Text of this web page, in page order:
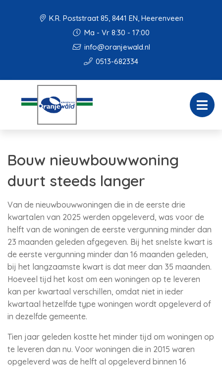
K.R. Poststraat 85, 8441 EN, Heerenveen
Ma - Vr 8:30 - 17:00
info@oranjewald.nl
0513-682334
Bouw nieuwbouwwoning
duurt steeds langer
Van de nieuwbouwwoningen die in de eerste drie
kwartalen van 2025 werden opgeleverd, was voor de
helft van de woningen de eerste vergunning minder dan
23 maanden geleden afgegeven. Bij het snelste kwart is
de eerste vergunning minder dan 16 maanden geleden,
bij het langzaamste kwart is dat meer dan 35 maanden.
Hoeveel tijd het kost om een woningen op te leveren
kan per kwartaal verschillen, omdat niet in ieder
kwartaal hetzelfde type woningen wordt opgeleverd of
in dezelfde gemeente.
Tien jaar geleden kostte het minder tijd om woningen op
te leveren dan nu. Voor woningen die in 2015 waren
opgeleverd was de helft al opgeleverd binnen 16